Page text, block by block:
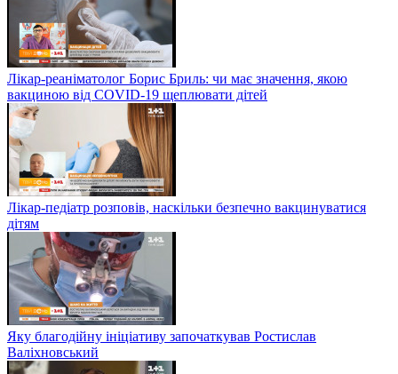
Лікар-реаніматолог Борис Бриль: чи має значення, якою
вакциною від COVID-19 щеплювати дітей
Лікар-педіатр розповів, наскільки безпечно вакцинуватися
дітям
Яку благодійну ініціативу започаткував Ростислав
Валіхновський